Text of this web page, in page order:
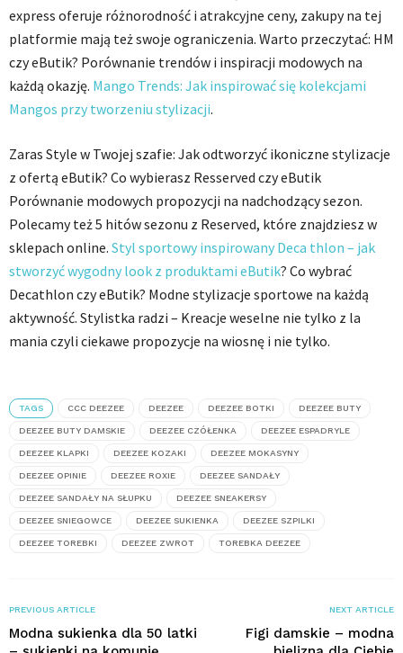
express oferuje różnorodność i atrakcyjne ceny, zakupy na tej
platformie mają też swoje ograniczenia. Warto przeczytać: HM
czy eButik? Porównanie trendów i inspiracji modowych na
każdą okazję. Mango Trends: Jak inspirować się kolekcjami
Mangos przy tworzeniu stylizacji.
Zaras Style w Twojej szafie: Jak odtworzyć ikoniczne stylizacje
z ofertą eButik? Co wybierasz Resserved czy eButik
Porównanie modowych propozycji na nadchodzący sezon.
Polecamy też 5 hitów sezonu z Reserved, które znajdziesz w
sklepach online. Styl sportowy inspirowany Deca thlon – jak
stworzyć wygodny look z produktami eButik? Co wybrać
Decathlon czy eButik? Modne stylizacje sportowe na każdą
aktywność. Stylistka radzi – Kreacje weselne nie tylko z la
mania czyli ciekawe propozycje na wiosnę i nie tylko.
TAGS CCC DEEZEE DEEZEE DEEZEE BOTKI DEEZEE BUTY
DEEZEE BUTY DAMSKIE DEEZEE CZÓŁENKA DEEZEE ESPADRYLE
DEEZEE KLAPKI DEEZEE KOZAKI DEEZEE MOKASYNY
DEEZEE OPINIE DEEZEE ROXIE DEEZEE SANDAŁY
DEEZEE SANDAŁY NA SŁUPKU DEEZEE SNEAKERSY
DEEZEE SNIEGOWCE DEEZEE SUKIENKA DEEZEE SZPILKI
DEEZEE TOREBKI DEEZEE ZWROT TOREBKA DEEZEE
PREVIOUS ARTICLE
Modna sukienka dla 50 latki
NEXT ARTICLE
Figi damskie – modna